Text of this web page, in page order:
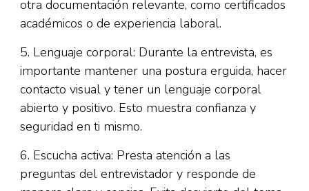
otra documentación relevante, como certificados
académicos o de experiencia laboral.
5. Lenguaje corporal: Durante la entrevista, es
importante mantener una postura erguida, hacer
contacto visual y tener un lenguaje corporal
abierto y positivo. Esto muestra confianza y
seguridad en ti mismo.
6. Escucha activa: Presta atención a las
preguntas del entrevistador y responde de